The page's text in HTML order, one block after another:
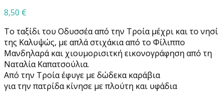
8,50 €
Το ταξίδι του Οδυσσέα από την Τροία μέχρι και το νησί
της Καλυψώς, με απλά στιχάκια από το Φίλιππο
Μανδηλαρά και χιουμορισιτκή εικονογράφηση από τη
Ναταλία Καπατσούλια.
Από την Τροία έφυγε με δώδεκα καράβια
για την πατρίδα κίνησε με πλούτη και υφάδια